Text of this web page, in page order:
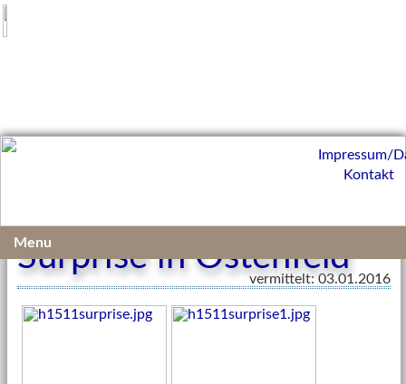
Surprise in Ostenfeld
vermittelt: 03.01.2016
Impressum/
Kontakt
Menu